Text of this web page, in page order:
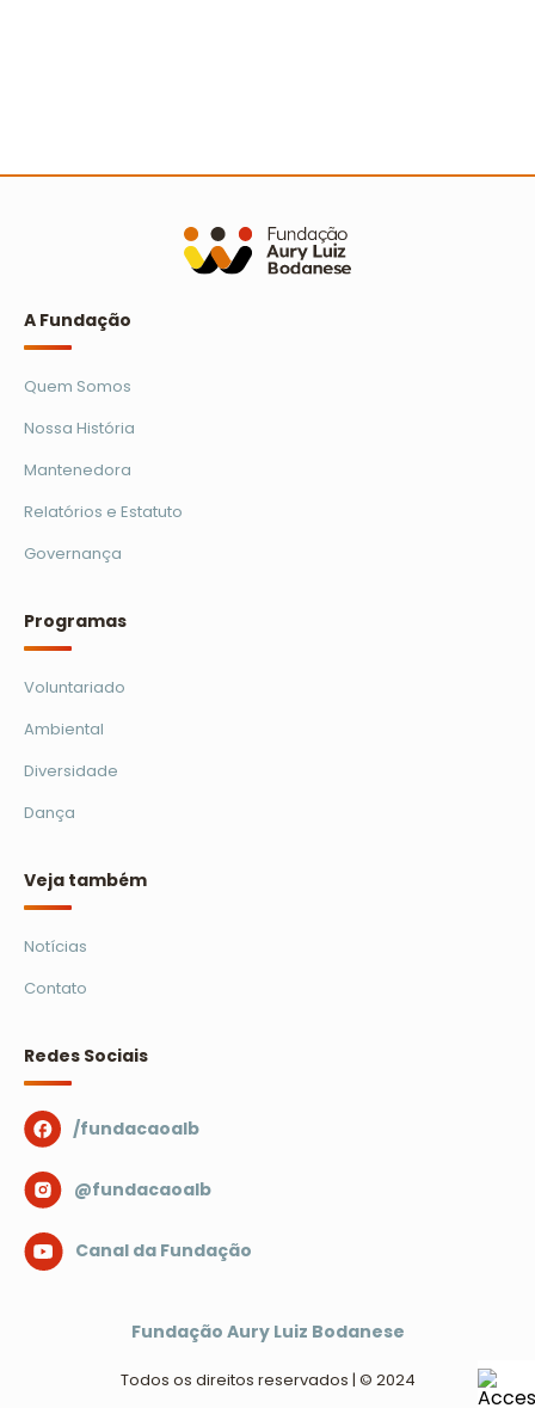
Sertão nordestino recebe Ação Cooperada com
Ler mais
A Fundação
Quem Somos
Nossa História
Mantenedora
Relatórios e Estatuto
Governança
Programas
Voluntariado
Ambiental
Diversidade
Dança
Veja também
Notícias
Contato
Redes Sociais
/fundacaoalb
@fundacaoalb
Canal da Fundação
Fundação Aury Luiz Bodanese
Todos os direitos reservados | © 2024